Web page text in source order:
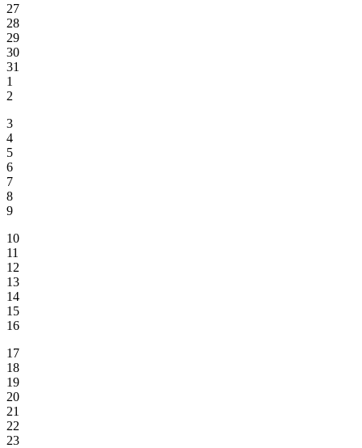
27
28
29
30
31
1
2
3
4
5
6
7
8
9
10
11
12
13
14
15
16
17
18
19
20
21
22
23